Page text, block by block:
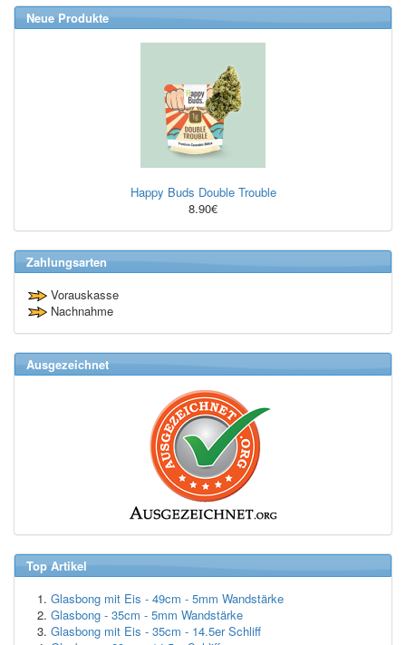
Neue Produkte
Happy Buds Double Trouble
8.90€
Zahlungsarten
Vorauskasse
Nachnahme
Ausgezeichnet
Top Artikel
Glasbong mit Eis - 49cm - 5mm Wandstärke
Glasbong - 35cm - 5mm Wandstärke
Glasbong mit Eis - 35cm - 14.5er Schliff